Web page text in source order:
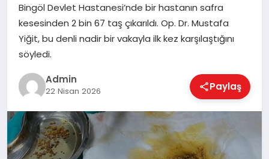
EĞITIM
EKONOMI
SAĞLIK
Bingöl Devlet Hastanesi’nde bir hastanın safra
kesesinden 2 bin 67 taş çıkarıldı. Op. Dr. Mustafa
Yiğit, bu denli nadir bir vakayla ilk kez karşılaştığını
söyledi.
Admin
22 Nisan 2026 Paylaş